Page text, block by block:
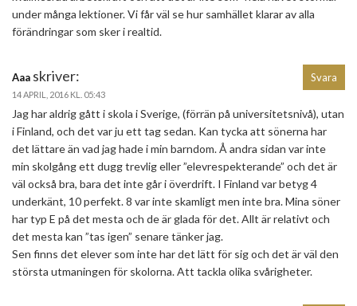
under många lektioner. Vi får väl se hur samhället klarar av alla
förändringar som sker i realtid.
Aaa skriver:
14 APRIL, 2016 KL. 05:43
Jag har aldrig gått i skola i Sverige, (förrän på universitetsnivå), utan
i Finland, och det var ju ett tag sedan. Kan tycka att sönerna har
det lättare än vad jag hade i min barndom. Å andra sidan var inte
min skolgång ett dugg trevlig eller ”elevrespekterande” och det är
väl också bra, bara det inte går i överdrift. I Finland var betyg 4
underkänt, 10 perfekt. 8 var inte skamligt men inte bra. Mina söner
har typ E på det mesta och de är glada för det. Allt är relativt och
det mesta kan ”tas igen” senare tänker jag.
Sen finns det elever som inte har det lätt för sig och det är väl den
största utmaningen för skolorna. Att tackla olika svårigheter.
Svara